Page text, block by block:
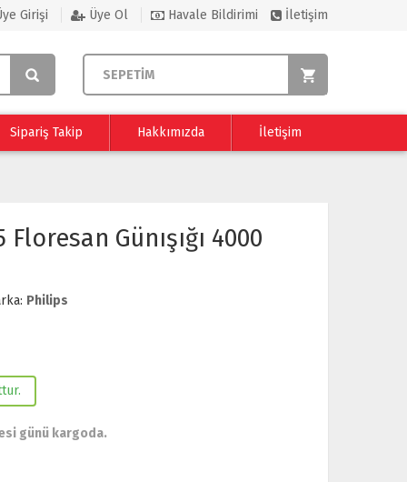
Girişi Üye Ol Havale Bildirimi İletişim
SEPETİM
Sipariş Takip Hakkımızda İletişim
Günışığı 4000
Philips
günü kargoda.